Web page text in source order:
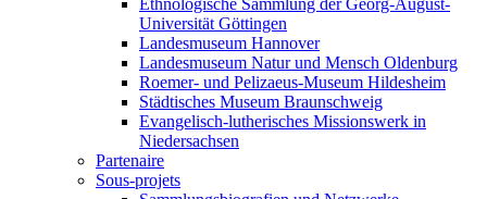
Universität Göttingen
Landesmuseum Hannover
Landesmuseum Natur und Mensch Oldenburg
Roemer- und Pelizaeus-Museum Hildesheim
Städtisches Museum Braunschweig
Evangelisch-lutherisches Missionswerk in
Niedersachsen
Partenaire
Sous-projets